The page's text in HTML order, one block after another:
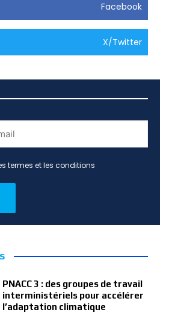
Facebook
X/Twitter
termes et les conditions
PNACC 3 : des groupes de travail
interministériels pour accélérer
l’adaptation climatique